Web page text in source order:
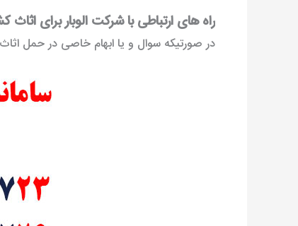
راه های ارتباطی با شرکت الوبار برای اثاث
در صورتیکه سوال و یا ابهام خاصی در حمل اثاث